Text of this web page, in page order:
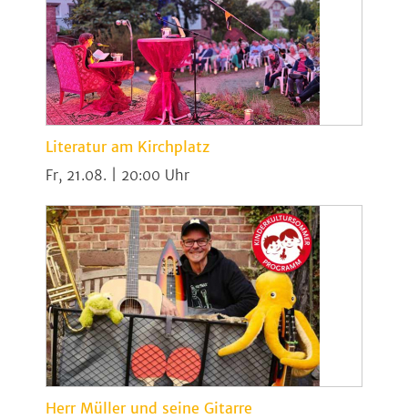
Literatur am Kirchplatz
Fr, 21.08. | 20:00
Herr Müller und seine Gitarre